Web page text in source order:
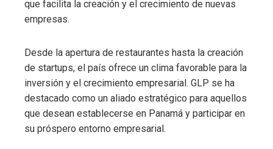
que facilita la creación y el crecimiento de nuevas
empresas.
Desde la apertura de restaurantes hasta la creación
de startups, el país ofrece un clima favorable para la
inversión y el crecimiento empresarial. GLP se ha
destacado como un aliado estratégico para aquellos
que desean establecerse en Panamá y participar en
su próspero entorno empresarial.